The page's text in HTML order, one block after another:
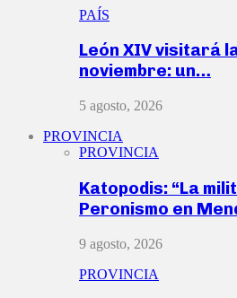
PAÍS
León XIV visitará
noviembre: un…
5 agosto, 2026
PROVINCIA
PROVINCIA
Katopodis: “La
Peronismo en
9 agosto, 2026
PROVINCIA